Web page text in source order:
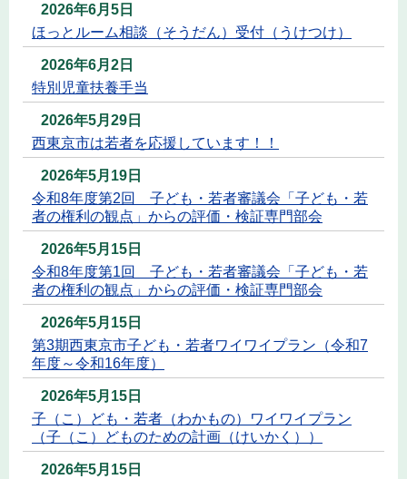
2026年6月5日
ほっとルーム相談（そうだん）受付（うけつけ）
2026年6月2日
特別児童扶養手当
2026年5月29日
西東京市は若者を応援しています！！
2026年5月19日
令和8年度第2回 子ども・若者審議会「子ども・若
者の権利の観点」からの評価・検証専門部会
2026年5月15日
令和8年度第1回 子ども・若者審議会「子ども・若
者の権利の観点」からの評価・検証専門部会
2026年5月15日
第3期西東京市子ども・若者ワイワイプラン（令和7
年度～令和16年度）
2026年5月15日
子（こ）ども・若者（わかもの）ワイワイプラン
（子（こ）どものための計画（けいかく））
2026年5月15日